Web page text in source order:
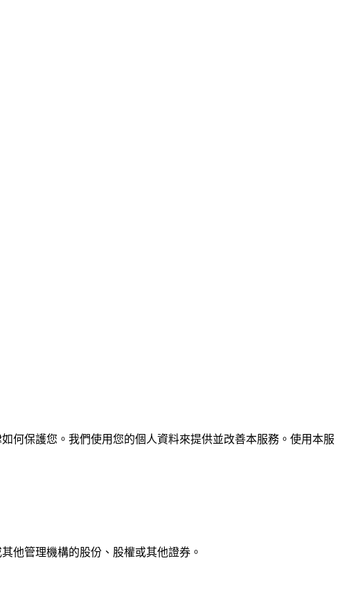
何保護您。我們使用您的個人資料來提供並改善本服務。使用本服
他管理機構的股份、股權或其他證券。